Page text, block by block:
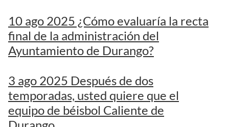
10 ago 2025 ¿Cómo evaluaría la recta
final de la administración del
Ayuntamiento de Durango?
3 ago 2025 Después de dos
temporadas, usted quiere que el
equipo de béisbol Caliente de